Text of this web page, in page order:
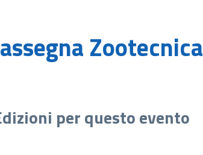
Zootecnica
per questo evento